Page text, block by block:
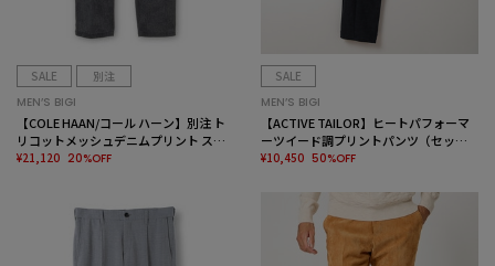
SALE
別注
MEN’S BIGI
【COLE HAAN/コール ハーン】別注 ト
リコットメッシュデニムプリント スト
レッチパンツ＜吸水速乾/EASY CARE＞
¥21,120 20%OFF
SALE
MEN’S BIGI
【ACTIVE TAILOR】ヒートパフォーマ
ーツイード調プリントパンツ（セット
アップ対応）
¥10,450 50%OFF